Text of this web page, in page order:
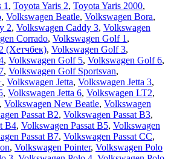
1 , Toyota Yaris 2, Toyota Yaris 2000,
, Volkswagen Beatle, Volkswagen Bora,
2, Volkswagen Caddy 3, Volkswagen
Corrado, Volkswagen Golf 1 ,
(Хетчбек), Volkswagen Golf 3,
, Volkswagen Golf 5, Volkswagen Golf 6,
, Volkswagen Golf Sportsvan,
, Volkswagen Jetta, Volkswagen Jetta 3,
, Volkswagen Jetta 6, Volkswagen LT2,
, Volkswagen New Beatle, Volkswagen
Passat B2, Volkswagen Passat B3,
B4, Volkswagen Passat B5, Volkswagen
Passat B7, Volkswagen Passat CC,
, Volkswagen Pointer, Volkswagen Polo